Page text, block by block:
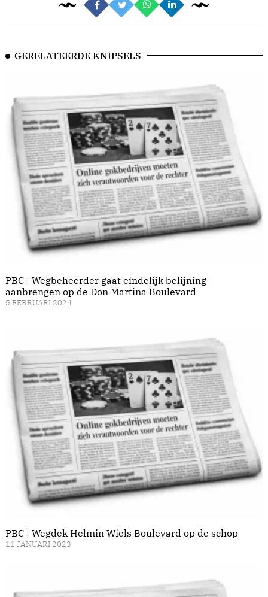
GERELATEERDE KNIPSELS
PBC | Wegbeheerder gaat eindelijk belijning
aanbrengen op de Don Martina Boulevard
5 FEBRUARI 2024
PBC | Wegdek Helmin Wiels Boulevard op de schop
11 JANUARI 2023